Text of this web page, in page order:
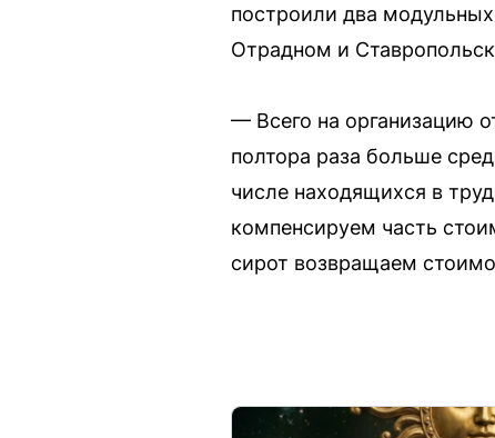
построили два
Отрадном и
— Всего на организацию
полтора раза больше
числе находящихся в
компенсируем часть
сирот возвращаем